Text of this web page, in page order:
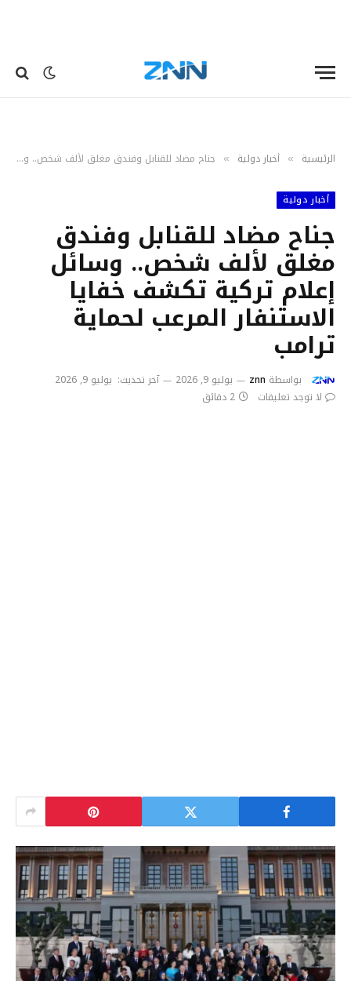
الرئيسية » أخبار دولية » جناح مضاد للقنابل وفندق مغلق لألف شخص.. وسائل إعلام تركية تكشف خفايا الاستنفار المرعب لحماية ترامب
أخبار دولية
جناح مضاد للقنابل وفندق
مغلق لألف شخص.. وسائل
إعلام تركية تكشف خفايا
الاستنفار المرعب لحماية
ترامب
بواسطة znn يوليو 9, 2026 آخر تحديث: يوليو 9, 2026
لا توجد تعليقات
2 دقائق